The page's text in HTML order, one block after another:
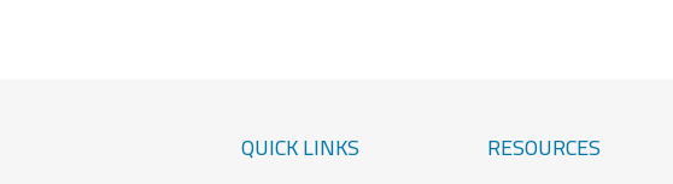
QUICK LINKS RESOURCES